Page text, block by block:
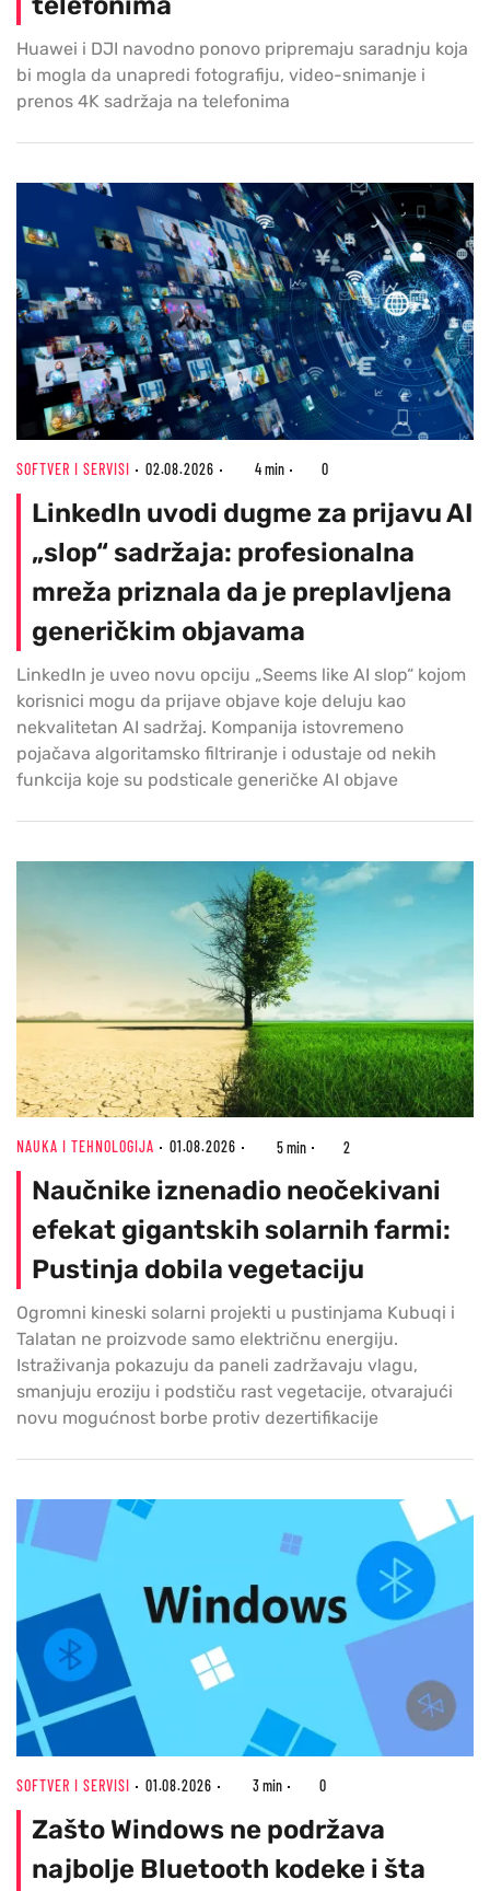
Huawei i DJI navodno ponovo pripremaju saradnju koja
bi mogla da unapredi fotografiju, video-snimanje i
prenos 4K sadržaja na telefonima
SOFTVER I SERVISI 02.08.2026 4 min 0
LinkedIn uvodi dugme za prijavu AI
„slop“ sadržaja: profesionalna
mreža priznala da je preplavljena
generičkim objavama
LinkedIn je uveo novu opciju „Seems like AI slop“ kojom
korisnici mogu da prijave objave koje deluju kao
nekvalitetan AI sadržaj. Kompanija istovremeno
pojačava algoritamsko filtriranje i odustaje od nekih
funkcija koje su podsticale generičke AI objave
NAUKA I TEHNOLOGIJA 01.08.2026 5 min 2
Naučnike iznenadio neočekivani
efekat gigantskih solarnih farmi:
Pustinja dobila vegetaciju
Ogromni kineski solarni projekti u pustinjama Kubuqi i
Talatan ne proizvode samo električnu energiju.
Istraživanja pokazuju da paneli zadržavaju vlagu,
smanjuju eroziju i podstiču rast vegetacije, otvarajući
novu mogućnost borbe protiv dezertifikacije
SOFTVER I SERVISI 01.08.2026 3 min 0
Zašto Windows ne podržava
najbolje Bluetooth kodeke i šta